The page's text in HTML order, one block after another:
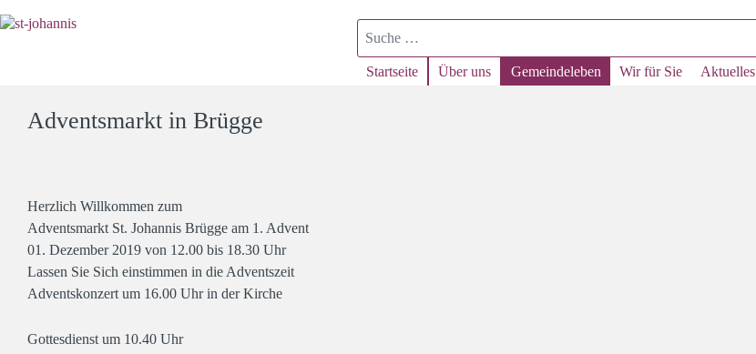
Suchen
Startseite Über uns Gemeindeleben Wir für Sie Aktuelles
Adventsmarkt in Brügge
Herzlich Willkommen zum
Adventsmarkt St. Johannis Brügge am 1. Advent
01. Dezember 2019 von 12.00 bis 18.30 Uhr
Lassen Sie Sich einstimmen in die Adventszeit
Adventskonzert um 16.00 Uhr in der Kirche
Gottesdienst um 10.40 Uhr